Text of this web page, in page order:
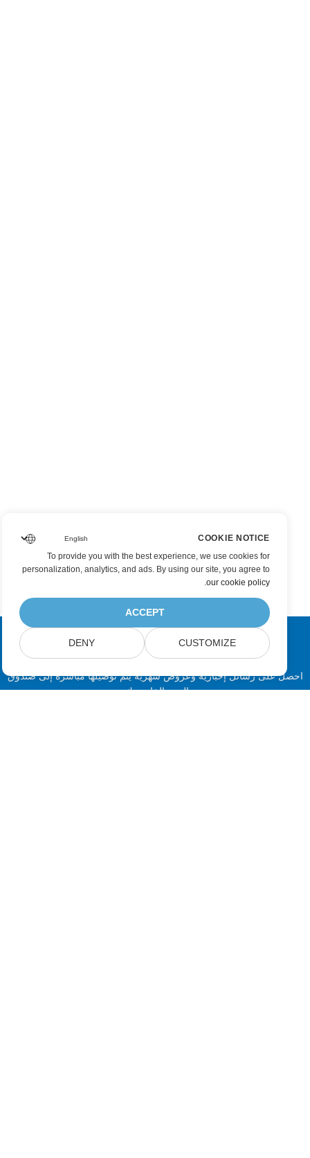
اشترك في Aspose تحديثات المنتج
احصل على رسائل إخبارية وعروض شهرية يتم توصيلها مباشرة إلى صندوق
البريد الخاص بك.
COOKIE NOTICE
To provide you with the best experience, we use cookies for
personalization, analytics, and ads. By using our site, you agree to
our cookie policy
.
ACCEPT
CUSTOMIZE
DENY